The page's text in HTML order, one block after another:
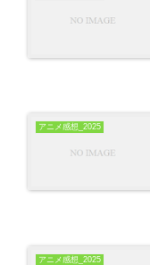
アニメ感想_2025
アニメ感想_2025